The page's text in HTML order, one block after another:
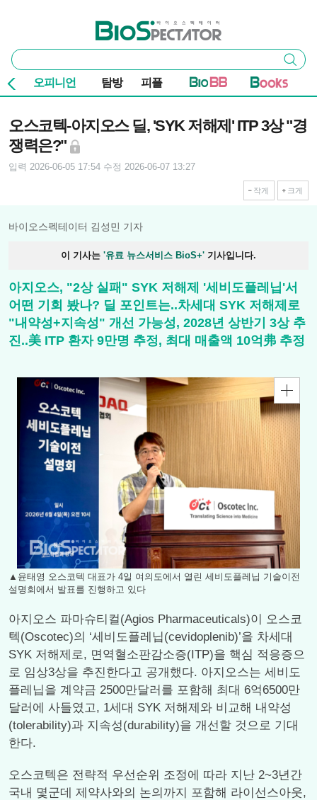
바이오스펙테이터
통
합
검
색
검색
오피니언 탐방 피플
오스코텍-아지오스 딜, 'SYK 저해제' ITP 3상 "경
쟁력은?"
입력 2026-06-05 17:54 수정 2026-06-07 13:27
작게 크게
바이오스펙테이터 김성민 기자
이 기사는 '유료 뉴스서비스 BioS+' 기사입니다.
아지오스, "2상 실패" SYK 저해제 '세비도플레닙'서
어떤 기회 봤나? 딜 포인트는..차세대 SYK 저해제로
"내약성+지속성" 개선 가능성, 2028년 상반기 3상 추
진..美 ITP 환자 9만명 추정, 최대 매출액 10억弗 추정
▲윤태영 오스코텍 대표가 4일 여의도에서 열린 세비도플레닙 기술이전
설명회에서 발표를 진행하고 있다
아지오스 파마슈티컬(Agios Pharmaceuticals)이 오스코
텍(Oscotec)의 ‘세비도플레닙(cevidoplenib)’을 차세대
SYK 저해제로, 면역혈소판감소증(ITP)을 핵심 적응증으
로 임상3상을 추진한다고 공개했다. 아지오스는 세비도
플레닙을 계약금 2500만달러를 포함해 최대 6억6500만
달러에 사들였고, 1세대 SYK 저해제와 비교해 내약성
(tolerability)과 지속성(durability)을 개선할 것으로 기대
한다.
오스코텍은 전략적 우선순위 조정에 따라 지난 2~3년간
국내 몇군데 제약사와의 논의까지 포함해 라이선스아웃,